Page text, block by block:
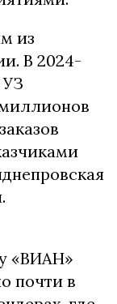
из
В 2024-
«ВИАН»
почти в